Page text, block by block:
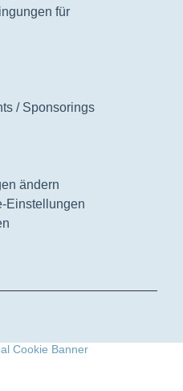
für
/ Sponsorings
ändern
Einstellungen
Cookie Banner